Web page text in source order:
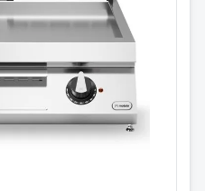
Flatgrill 2 soner
Slett stekeflate
Modular 80×73 cm